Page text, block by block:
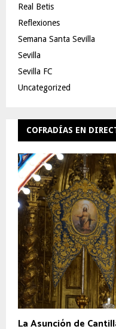
Real Betis
Reflexiones
Semana Santa Sevilla
Sevilla
Sevilla FC
Uncategorized
COFRADÍAS EN
La Asunción de